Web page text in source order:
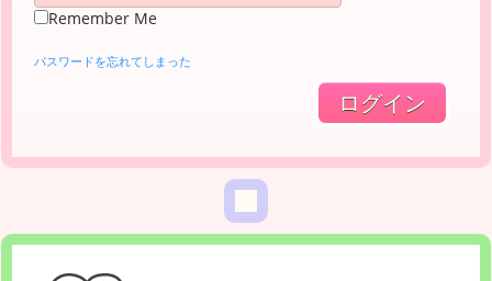
Remember Me
パスワードを忘れてしまった